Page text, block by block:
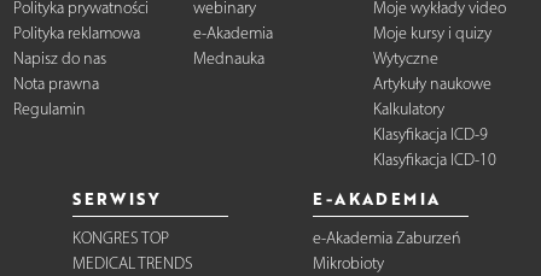
Polityka prywatności
Polityka reklamowa
Napisz do nas
Nota prawna
Regulamin
webinary
e-Akademia
Mednauka
Moje wykłady video
Moje kursy i quizy
Wytyczne
Artykuły naukowe
Kalkulatory
Klasyfikacja ICD-9
Klasyfikacja ICD-10
SERWISY
KONGRES TOP
MEDICAL TRENDS
E-AKADEMIA
e-Akademia Zaburzeń
Mikrobioty